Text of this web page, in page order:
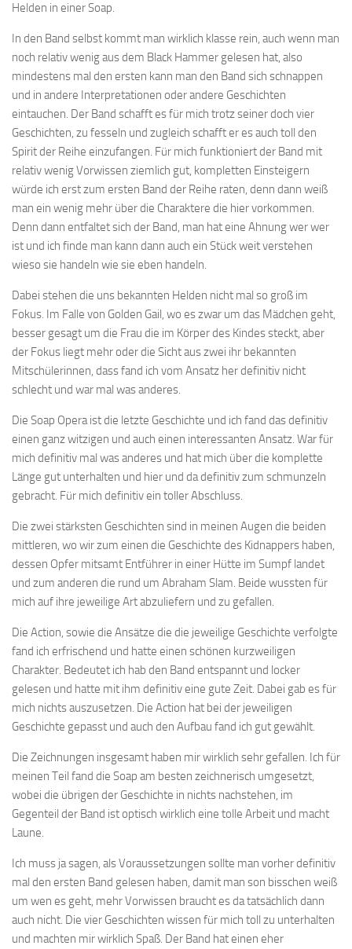
Helden in einer Soap.
In den Band selbst kommt man wirklich klasse rein, auch wenn man
noch relativ wenig aus dem Black Hammer gelesen hat, also
mindestens mal den ersten kann man den Band sich schnappen
und in andere Interpretationen oder andere Geschichten
eintauchen. Der Band schafft es für mich trotz seiner doch vier
Geschichten, zu fesseln und zugleich schafft er es auch toll den
Spirit der Reihe einzufangen. Für mich funktioniert der Band mit
relativ wenig Vorwissen ziemlich gut, kompletten Einsteigern
würde ich erst zum ersten Band der Reihe raten, denn dann weiß
man ein wenig mehr über die Charaktere die hier vorkommen.
Denn dann entfaltet sich der Band, man hat eine Ahnung wer wer
ist und ich finde man kann dann auch ein Stück weit verstehen
wieso sie handeln wie sie eben handeln.
Dabei stehen die uns bekannten Helden nicht mal so groß im
Fokus. Im Falle von Golden Gail, wo es zwar um das Mädchen geht,
besser gesagt um die Frau die im Körper des Kindes steckt, aber
der Fokus liegt mehr oder die Sicht aus zwei ihr bekannten
Mitschülerinnen, dass fand ich vom Ansatz her definitiv nicht
schlecht und war mal was anderes.
Die Soap Opera ist die letzte Geschichte und ich fand das definitiv
einen ganz witzigen und auch einen interessanten Ansatz. War für
mich definitiv mal was anderes und hat mich über die komplette
Länge gut unterhalten und hier und da definitiv zum schmunzeln
gebracht. Für mich definitiv ein toller Abschluss.
Die zwei stärksten Geschichten sind in meinen Augen die beiden
mittleren, wo wir zum einen die Geschichte des Kidnappers haben,
dessen Opfer mitsamt Entführer in einer Hütte im Sumpf landet
und zum anderen die rund um Abraham Slam. Beide wussten für
mich auf ihre jeweilige Art abzuliefern und zu gefallen.
Die Action, sowie die Ansätze die die jeweilige Geschichte verfolgte
fand ich erfrischend und hatte einen schönen kurzweiligen
Charakter. Bedeutet ich hab den Band entspannt und locker
gelesen und hatte mit ihm definitiv eine gute Zeit. Dabei gab es für
mich nichts auszusetzen. Die Action hat bei der jeweiligen
Geschichte gepasst und auch den Aufbau fand ich gut gewählt.
Die Zeichnungen insgesamt haben mir wirklich sehr gefallen. Ich für
meinen Teil fand die Soap am besten zeichnerisch umgesetzt,
wobei die übrigen der Geschichte in nichts nachstehen, im
Gegenteil der Band ist optisch wirklich eine tolle Arbeit und macht
Laune.
Ich muss ja sagen, als Voraussetzungen sollte man vorher definitiv
mal den ersten Band gelesen haben, damit man son bisschen weiß
um wen es geht, mehr Vorwissen braucht es da tatsächlich dann
auch nicht. Die vier Geschichten wissen für mich toll zu unterhalten
und machten mir wirklich Spaß. Der Band hat einen eher